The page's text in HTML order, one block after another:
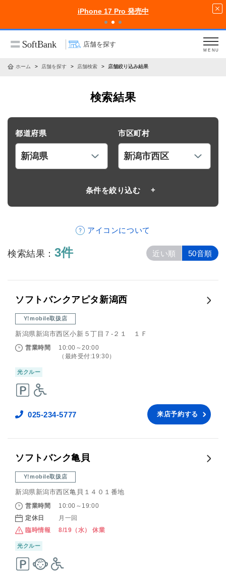
iPhone 17 Pro 発売中
店舗を探す
MENU
ホーム 店舗を探す 店舗検索 店舗絞り込み結果
検索結果
都道府県 市区町村
条件を絞り込む
アイコンについて
検索結果： 3件 近い順 50音順
ソフトバンクアピタ新潟西
Y!mobile取扱店
新潟県新潟市西区小新５丁目７‐２１ １Ｆ
営業時間
10:00～20:00
（最終受付:19:30）
光クルー
025-234-5777 来店予約する
ソフトバンク亀貝
Y!mobile取扱店
新潟県新潟市西区亀貝１４０１番地
営業時間
10:00～19:00
定休日
月一回
臨時情報
8/19（水） 休業
光クルー